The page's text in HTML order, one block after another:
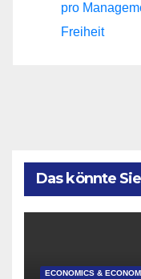
pro
Freiheit
Das könnte
ECONOMICS &